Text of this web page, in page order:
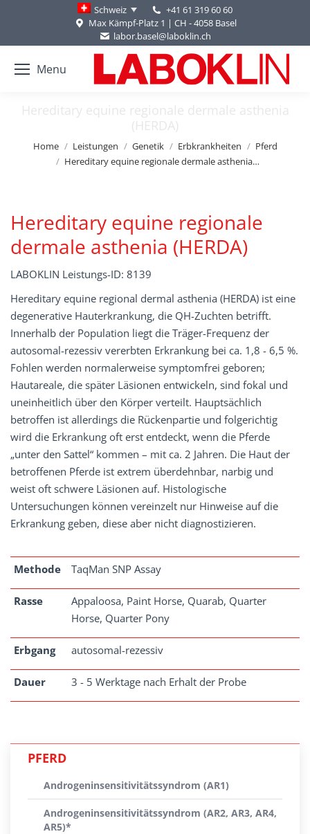
Schweiz
+41 61 319 60 60
Max Kämpf-Platz 1 | CH - 4058 Basel
labor.basel@laboklin.ch
Menu
Hereditary equine regionale dermale asthenia
(HERDA)
You are here:
Home Leistungen Genetik Erbkrankheiten
Pferd
Hereditary equine regionale dermale asthenia…
Hereditary equine regionale
dermale asthenia (HERDA)
LABOKLIN Leistungs-ID: 8139
Hereditary equine regional dermal asthenia (HERDA) ist eine
degenerative Hauterkrankung, die QH-Zuchten betrifft.
Innerhalb der Population liegt die Träger-Frequenz der
autosomal-rezessiv vererbten Erkrankung bei ca. 1,8 - 6,5 %.
Fohlen werden normalerweise symptomfrei geboren;
Hautareale, die später Läsionen entwickeln, sind fokal und
uneinheitlich über den Körper verteilt. Hauptsächlich
betroffen ist allerdings die Rückenpartie und folgerichtig
wird die Erkrankung oft erst entdeckt, wenn die Pferde
„unter den Sattel“ kommen – mit ca. 2 Jahren. Die Haut der
betroffenen Pferde ist extrem überdehnbar, narbig und
weist oft schwere Läsionen auf. Histologische
Untersuchungen können vereinzelt nur Hinweise auf die
Erkrankung geben, diese aber nicht diagnostizieren.
Methode TaqMan SNP Assay
Rasse
Appaloosa, Paint Horse, Quarab, Quarter
Horse, Quarter Pony
Erbgang autosomal-rezessiv
Dauer 3 - 5 Werktage nach Erhalt der Probe
PFERD
Androgeninsensitivitätssyndrom (AR1)
Androgeninsensitivitätssyndrom (AR2, AR3, AR4,
AR5)*